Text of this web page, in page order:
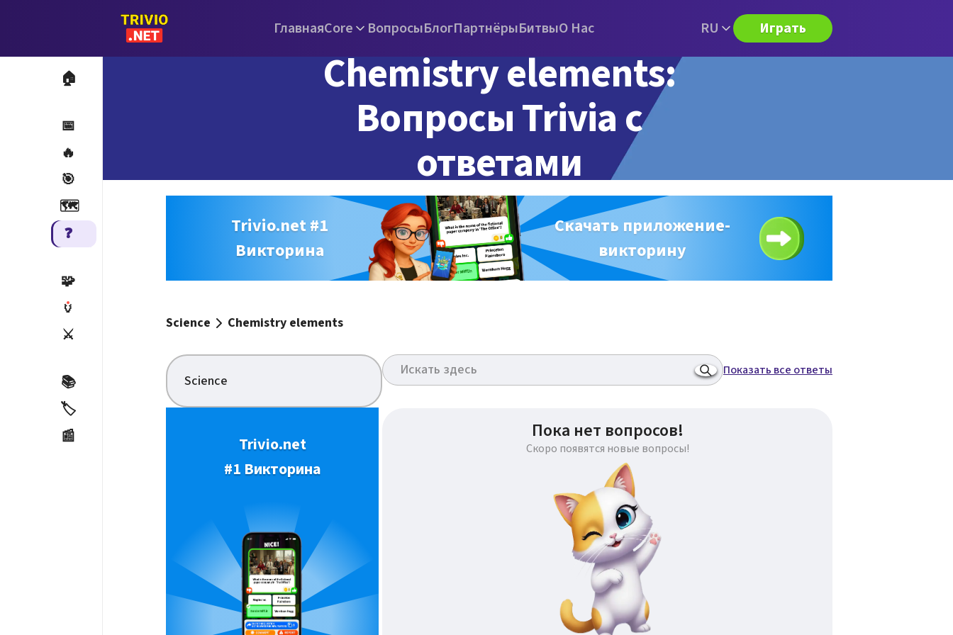
ГлавнаяCore ВопросыБлогПартнёрыБитвыО Нас RU Играть
🏠
📅
🔥
🎯
🗺️
❓
🧩
🏺
⚔️
📚
🏷️
📰
Chemistry elements:
Вопросы Trivia с
ответами
Trivio.net #1
Викторина
Скачать приложение-
викторину
Science Chemistry elements
Science
Trivio.net
#1 Викторина
Показать все ответы
Пока нет вопросов!
Скоро появятся новые вопросы!